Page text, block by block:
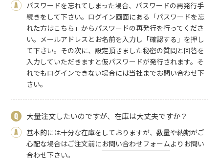
パスワードを忘れてしまった場合、パスワードの再発行手
続きをして下さい。ログイン画面にある「パスワードを忘
れた方はこちら」からパスワードの再発行を行ってくださ
い。メールアドレスとお名前を入力し「確認する」を押し
て下さい。その次に、設定頂きました秘密の質問と回答を
入力していただきますと仮パスワードが発行されます。そ
れでもログインできない場合には当社までお問い合わせ下
さい。
大量注文したいのですが、在庫は大丈夫ですか？
基本的には十分な在庫をしておりますが、数量や納期がご
心配な場合はご注文前にお問い合わせフォームよりお問い
合わせ下さい。